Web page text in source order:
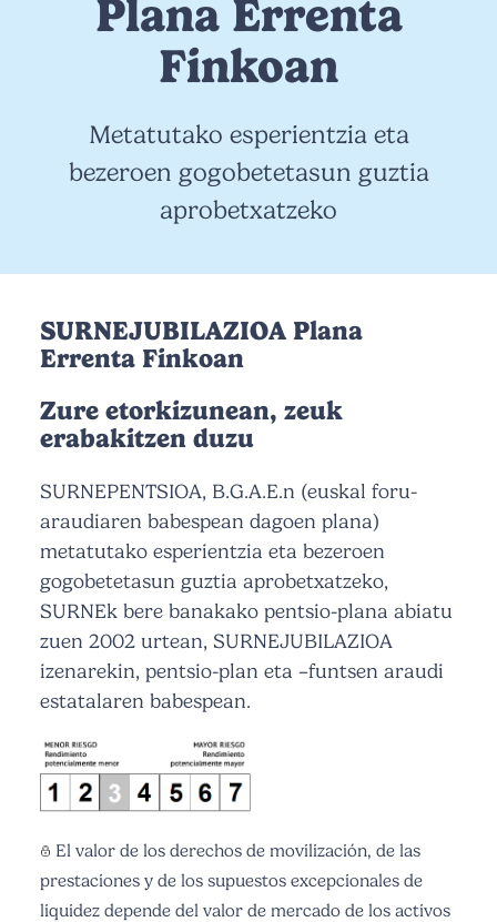
Plana Errenta
Finkoan
Metatutako esperientzia eta
bezeroen gogobetetasun guztia
aprobetxatzeko
SURNEJUBILAZIOA Plana
Errenta Finkoan
Zure etorkizunean, zeuk
erabakitzen duzu
SURNEPENTSIOA, B.G.A.E.n (euskal foru-
araudiaren babespean dagoen plana)
metatutako esperientzia eta bezeroen
gogobetetasun guztia aprobetxatzeko,
SURNEk bere banakako pentsio-plana abiatu
zuen 2002 urtean, SURNEJUBILAZIOA
izenarekin, pentsio-plan eta –funtsen araudi
estatalaren babespean.
El valor de los derechos de movilización, de las
prestaciones y de los supuestos excepcionales de
liquidez depende del valor de mercado de los activos